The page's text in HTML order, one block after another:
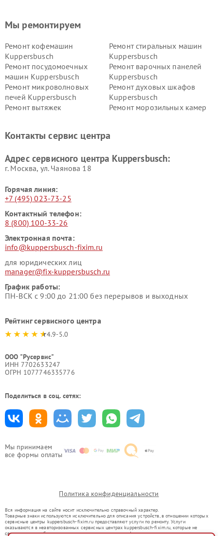
Мы принимаем
все формы оплаты
Мы ремонтируем
Ремонт кофемашин
Kuppersbusch
Ремонт стиральных машин
Kuppersbusch
Ремонт посудомоечных
машин Kuppersbusch
Ремонт варочных панелей
Kuppersbusch
Ремонт микроволновых
печей Kuppersbusch
Ремонт духовых шкафов
Kuppersbusch
Ремонт вытяжек
Ремонт морозильных камер
Kuppersbusch
вакуумных упаковщиков
Ремонт сушильных машин Kuppersbusch
Контакты сервис центра
Адрес сервисного центра Kuppersbusch:
г. Москва, ул. Чаянова 18
Горячая линия:
+7 (495) 023-73-25
Контактный телефон:
8 (800) 100-33-26
Электронная почта:
info@kuppersbusch-fixim.ru
для юридических лиц
manager@fix-kuppersbusch.ru
График работы:
ПН-ВСК с 9:00 до 21:00 без перерывов и выходных
Рейтинг сервисного центра
4.9-5.0
ООО "Русервис"
ИНН 7702633247
ОГРН 1077746335776
Поделиться в соц. сетях:
Политика конфиденциальности
Вся информация на сайте носит исключительно справочный характер.
Товарные знаки используются исключительно для описания устройств, в отношении которых
сервисные центры kuppersbusch-fixim.ru предоставляют услуги по ремонту. Услуги
оказываются в неавторизованных сервисных центрах kuppersbusch-fixim.ru, которые не
связаны с правообладателями товарных знаков или их официальными представителями.